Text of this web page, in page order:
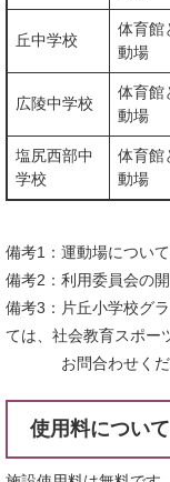
丘中学校
体育館
動場
広陵中学校
体育館
動場
塩尻西部中
学校
体育館
動場
備考1：運動場につい
備考2：利用委員会の
備考3：片丘小学校グ
ては、社会教育スポー
お問合わせくだ
使用料について